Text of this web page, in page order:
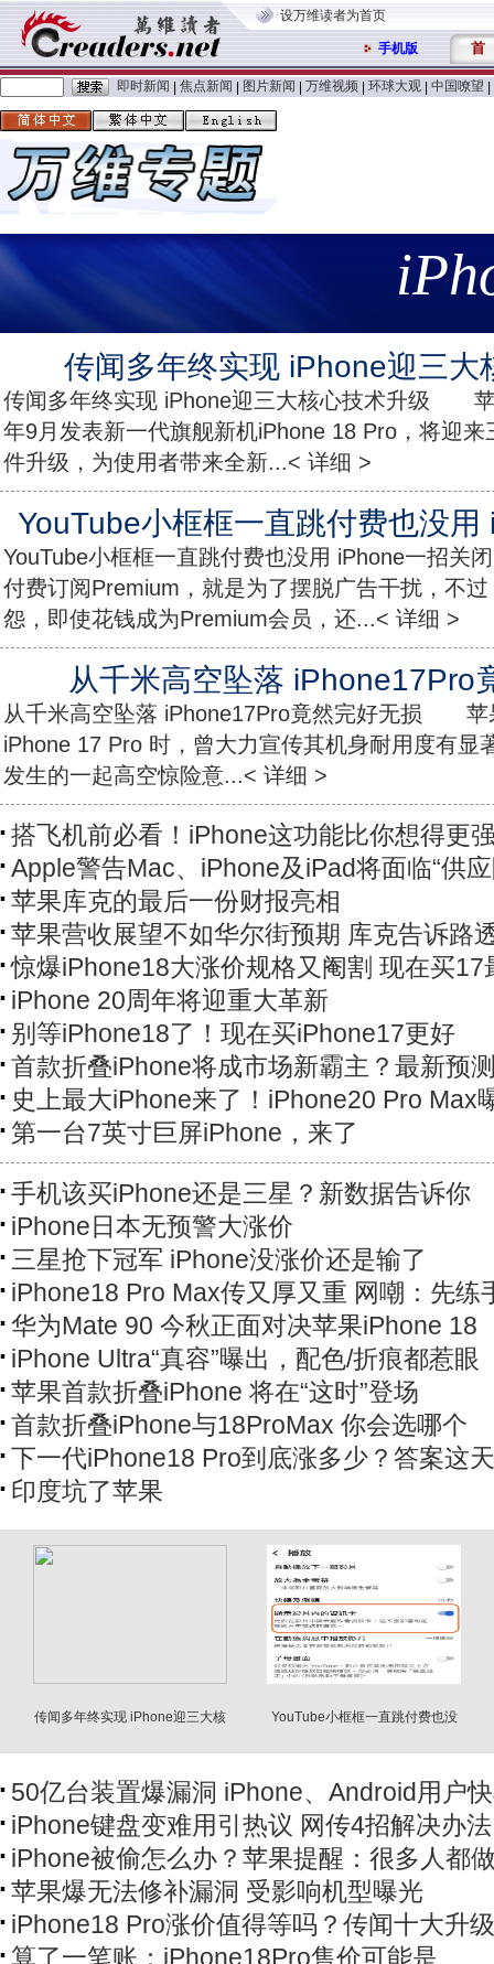
设万维读者为首页
手机版 首
即时新闻 焦点新闻 图片新闻 万维视频 环球大观 中国嘹望
传闻多年终实现 iPhone迎三大
传闻多年终实现 iPhone迎三大核心技术升级 苹
年9月发表新一代旗舰新机iPhone 18 Pro，将迎
件升级，为使用者带来全新...< 详细 >
YouTube小框框一直跳付费也没
YouTube小框框一直跳付费也没用 iPhone一招
付费订阅Premium，就是为了摆脱广告干扰，不
怨，即使花钱成为Premium会员，还...< 详细 >
从千米高空坠落 iPhone17Pro
从千米高空坠落 iPhone17Pro竟然完好无损 苹
iPhone 17 Pro 时，曾大力宣传其机身耐用度有显
发生的一起高空惊险意...< 详细 >
搭飞机前必看！iPhone这功能比你想得更
Apple警告Mac、iPhone及iPad将面临“供应
苹果库克的最后一份财报亮相
苹果营收展望不如华尔街预期 库克告诉路
惊爆iPhone18大涨价规格又阉割 现在买17
iPhone 20周年将迎重大革新
别等iPhone18了！现在买iPhone17更好
首款折叠iPhone将成市场新霸主？最新预
史上最大iPhone来了！iPhone20 Pro Max
第一台7英寸巨屏iPhone，来了
手机该买iPhone还是三星？新数据告诉你
iPhone日本无预警大涨价
三星抢下冠军 iPhone没涨价还是输了
iPhone18 Pro Max传又厚又重 网嘲：先练
华为Mate 90 今秋正面对决苹果iPhone 18
iPhone Ultra“真容”曝出，配色/折痕都惹眼
苹果首款折叠iPhone 将在“这时”登场
首款折叠iPhone与18ProMax 你会选哪个
下一代iPhone18 Pro到底涨多少？答案这
印度坑了苹果
传闻多年终实现 iPhone迎三大核
YouTube小框框一直跳付费也没
50亿台装置爆漏洞 iPhone、Android用户
iPhone键盘变难用引热议 网传4招解决办法
iPhone被偷怎么办？苹果提醒：很多人都
苹果爆无法修补漏洞 受影响机型曝光
iPhone18 Pro涨价值得等吗？传闻十大升级
算了一笔账：iPhone18Pro售价可能是